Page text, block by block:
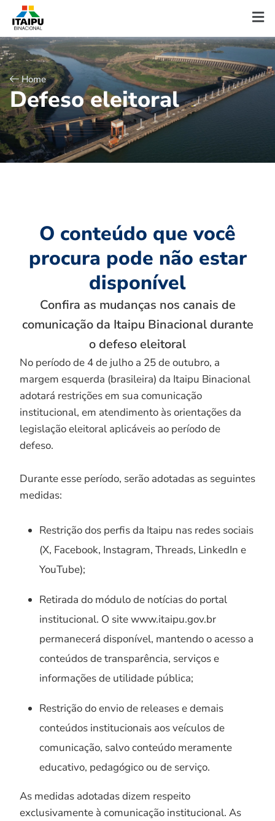
Home
Defeso eleitoral
O conteúdo que você
procura pode não estar
disponível
Confira as mudanças nos canais de
comunicação da Itaipu Binacional durante
o defeso eleitoral
No período de 4 de julho a 25 de outubro, a
margem esquerda (brasileira) da Itaipu Binacional
adotará restrições em sua comunicação
institucional, em atendimento às orientações da
legislação eleitoral aplicáveis ao período de
defeso.
Durante esse período, serão adotadas as seguintes
medidas:
Restrição dos perfis da Itaipu nas redes sociais
(X, Facebook, Instagram, Threads, LinkedIn e
YouTube);
Retirada do módulo de notícias do portal
institucional. O site www.itaipu.gov.br
permanecerá disponível, mantendo o acesso a
conteúdos de transparência, serviços e
informações de utilidade pública;
Restrição do envio de releases e demais
conteúdos institucionais aos veículos de
comunicação, salvo conteúdo meramente
educativo, pedagógico ou de serviço.
As medidas adotadas dizem respeito
exclusivamente à comunicação institucional. As